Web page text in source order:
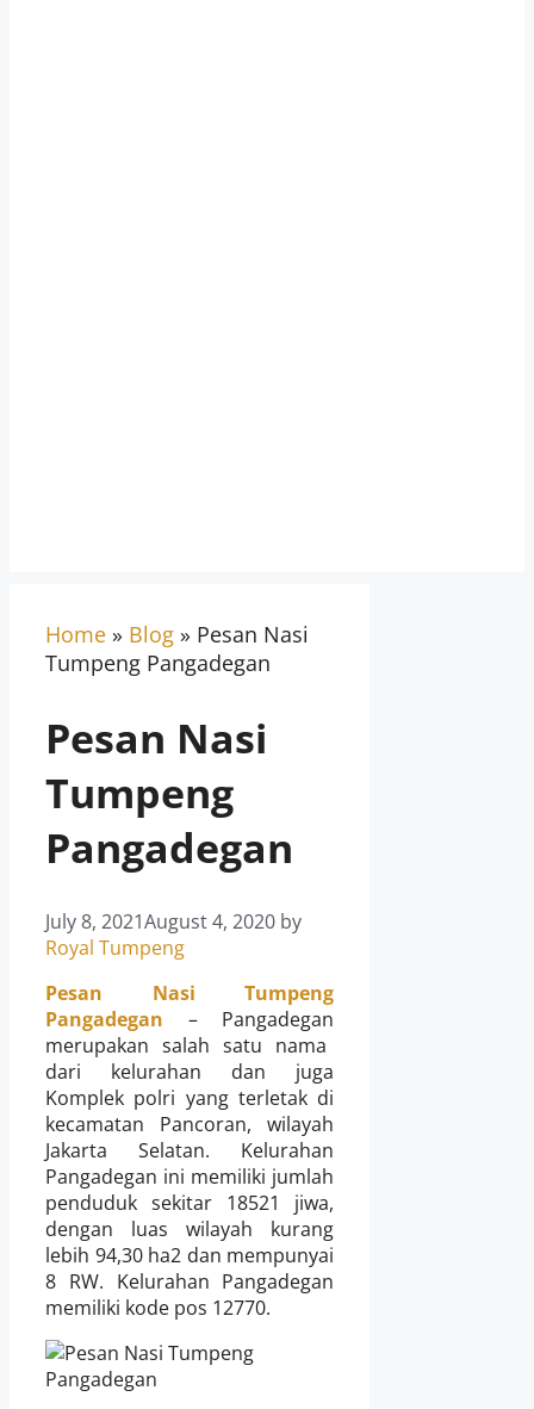
Home » Blog » Pesan Nasi
Tumpeng Pangadegan
Pesan Nasi
Tumpeng
Pangadegan
July 8, 2021August 4, 2020 by
Royal Tumpeng
Pesan Nasi Tumpeng
Pangadegan – Pangadegan
merupakan salah satu nama
dari kelurahan dan juga
Komplek polri yang terletak di
kecamatan Pancoran, wilayah
Jakarta Selatan. Kelurahan
Pangadegan ini memiliki jumlah
penduduk sekitar 18521 jiwa,
dengan luas wilayah kurang
lebih 94,30 ha2 dan mempunyai
8 RW. Kelurahan Pangadegan
memiliki kode pos 12770.